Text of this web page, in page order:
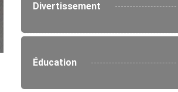
Divertissement
Éducation